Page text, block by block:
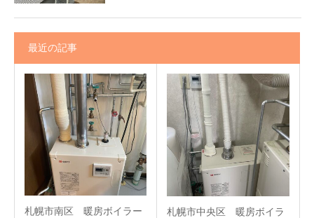
最近の記事
札幌市南区 暖房ボイラー
札幌市中央区 暖房ボイラ